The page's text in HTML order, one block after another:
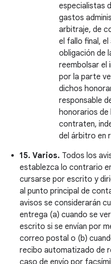
especialistas
gastos
arbitraje, de
el fallo final,
obligación de
reembolsar el
por la parte
dichos
responsable
honorarios de
contraten,
del árbitro en
15. Varios. Todos los
establezca lo contrario
cursarse por escrito y
al punto principal de
avisos se considerarán
entrega (a) cuando se
escrito si se envían por
correo postal o (b)
recibo automatizado de